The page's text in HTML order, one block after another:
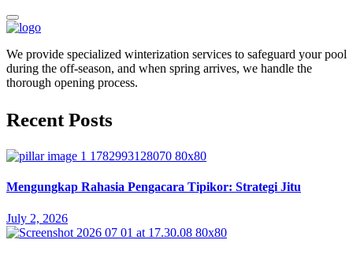
We provide specialized winterization services to safeguard your pool
during the off-season, and when spring arrives, we handle the
thorough opening process.
Recent Posts
Mengungkap Rahasia Pengacara Tipikor: Strategi Jitu
July 2, 2026